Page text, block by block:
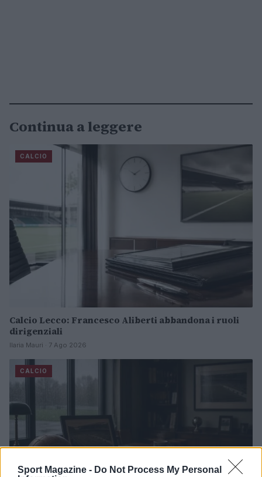
Sport Magazine - Do Not Process My Personal
Continua a leggere
CALCIO
Calcio Lecco: Francesco Aliberti abbandona i ruoli
dirigenziali
Ilaria Mauri · 7 Ago 2026
CALCIO